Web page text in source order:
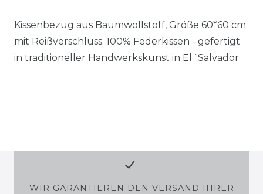
Kissenbezug aus Baumwollstoff, Größe 60*60 cm
mit Reißverschluss. 100% Federkissen - gefertigt
in traditioneller Handwerkskunst in El´Salvador
WIR GARANTIEREN DEN VERSAND IHRER